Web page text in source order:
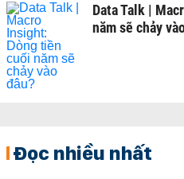
Data Talk |
năm sẽ chảy
Đọc nhiều nhất